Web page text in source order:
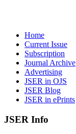
Home
Current Issue
Subscription
Journal Archive
Advertising
JSER in OJS
JSER Blog
JSER in ePrints
JSER Info